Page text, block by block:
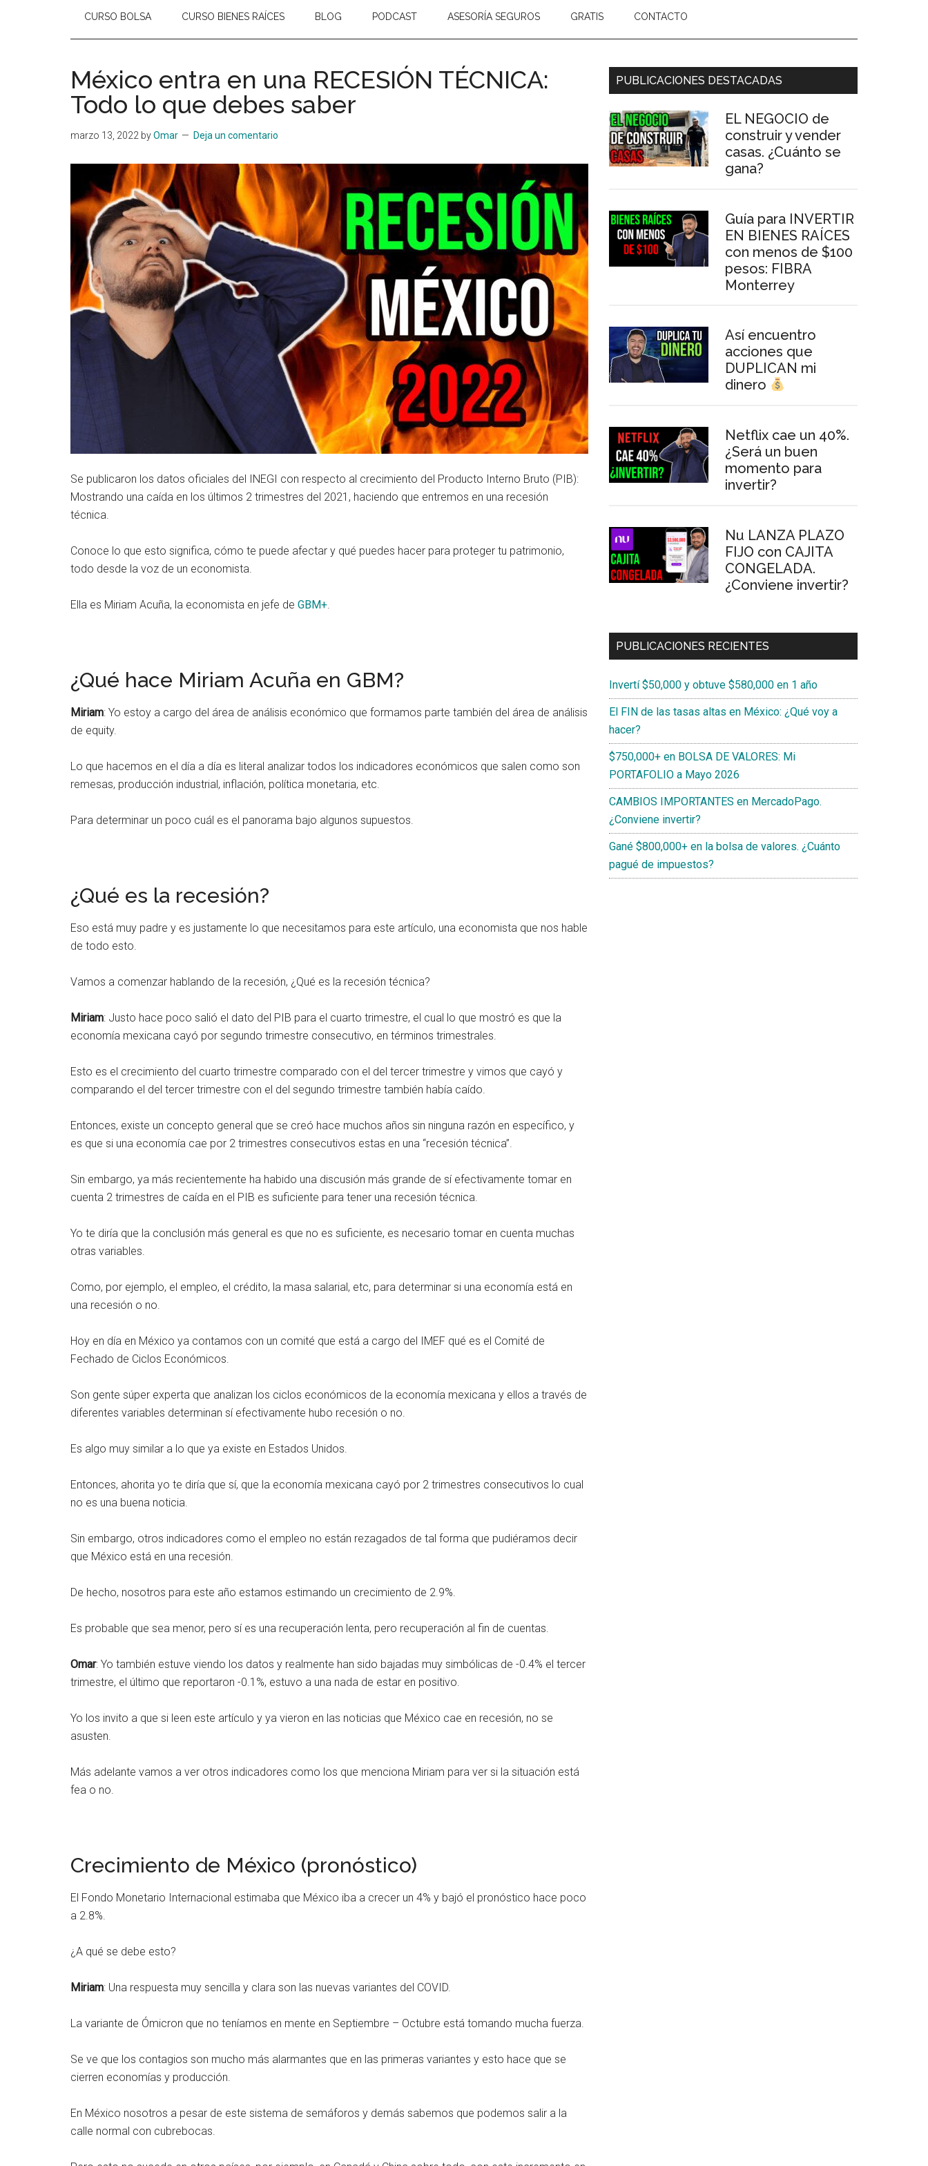
CURSO BOLSA CURSO BIENES RAÍCES BLOG PODCAST ASESORÍA SEGUROS GRATIS CONTACTO
México entra en una RECESIÓN TÉCNICA:
Todo lo que debes saber
marzo 13, 2022 byOmar Deja un comentario
Se publicaron los datos oficiales del INEGI con respecto al crecimiento del Producto Interno Bruto (PIB):
Mostrando una caída en los últimos 2 trimestres del 2021, haciendo que entremos en una recesión
técnica.
Conoce lo que esto significa, cómo te puede afectar y qué puedes hacer para proteger tu patrimonio,
todo desde la voz de un economista.
Ella es Miriam Acuña, la economista en jefe de GBM+.
¿Qué hace Miriam Acuña en GBM?
Miriam: Yo estoy a cargo del área de análisis económico que formamos parte también del área de análisis
de equity.
Lo que hacemos en el día a día es literal analizar todos los indicadores económicos que salen como son
remesas, producción industrial, inflación, política monetaria, etc.
Para determinar un poco cuál es el panorama bajo algunos supuestos.
¿Qué es la recesión?
Eso está muy padre y es justamente lo que necesitamos para este artículo, una economista que nos hable
de todo esto.
Vamos a comenzar hablando de la recesión, ¿Qué es la recesión técnica?
Miriam: Justo hace poco salió el dato del PIB para el cuarto trimestre, el cual lo que mostró es que la
economía mexicana cayó por segundo trimestre consecutivo, en términos trimestrales.
Esto es el crecimiento del cuarto trimestre comparado con el del tercer trimestre y vimos que cayó y
comparando el del tercer trimestre con el del segundo trimestre también había caído.
Entonces, existe un concepto general que se creó hace muchos años sin ninguna razón en específico, y
es que si una economía cae por 2 trimestres consecutivos estas en una “recesión técnica”.
Sin embargo, ya más recientemente ha habido una discusión más grande de sí efectivamente tomar en
cuenta 2 trimestres de caída en el PIB es suficiente para tener una recesión técnica.
Yo te diría que la conclusión más general es que no es suficiente, es necesario tomar en cuenta muchas
otras variables.
Como, por ejemplo, el empleo, el crédito, la masa salarial, etc, para determinar si una economía está en
una recesión o no.
Hoy en día en México ya contamos con un comité que está a cargo del IMEF qué es el Comité de
Fechado de Ciclos Económicos.
Son gente súper experta que analizan los ciclos económicos de la economía mexicana y ellos a través de
diferentes variables determinan sí efectivamente hubo recesión o no.
Es algo muy similar a lo que ya existe en Estados Unidos.
Entonces, ahorita yo te diría que sí, que la economía mexicana cayó por 2 trimestres consecutivos lo cual
no es una buena noticia.
Sin embargo, otros indicadores como el empleo no están rezagados de tal forma que pudiéramos decir
que México está en una recesión.
De hecho, nosotros para este año estamos estimando un crecimiento de 2.9%.
Es probable que sea menor, pero sí es una recuperación lenta, pero recuperación al fin de cuentas.
Omar: Yo también estuve viendo los datos y realmente han sido bajadas muy simbólicas de -0.4% el tercer
trimestre, el último que reportaron -0.1%, estuvo a una nada de estar en positivo.
Yo los invito a que si leen este artículo y ya vieron en las noticias que México cae en recesión, no se
asusten.
Más adelante vamos a ver otros indicadores como los que menciona Miriam para ver si la situación está
fea o no.
Crecimiento de México (pronóstico)
El Fondo Monetario Internacional estimaba que México iba a crecer un 4% y bajó el pronóstico hace poco
a 2.8%.
¿A qué se debe esto?
Miriam: Una respuesta muy sencilla y clara son las nuevas variantes del COVID.
La variante de Ómicron que no teníamos en mente en Septiembre – Octubre está tomando mucha fuerza.
Se ve que los contagios son mucho más alarmantes que en las primeras variantes y esto hace que se
cierren economías y producción.
En México nosotros a pesar de este sistema de semáforos y demás sabemos que podemos salir a la
calle normal con cubrebocas.
Barra
principal
PUBLICACIONES DESTACADAS
EL NEGOCIO de
construir y vender
casas. ¿Cuánto se
gana?
Guía para INVERTIR
EN BIENES RAÍCES
con menos de $100
pesos: FIBRA
Monterrey
Así encuentro
acciones que
DUPLICAN mi
dinero
Netflix cae un 40%.
¿Será un buen
momento para
invertir?
Nu LANZA PLAZO
FIJO con CAJITA
CONGELADA.
¿Conviene invertir?
PUBLICACIONES RECIENTES
Invertí $50,000 y obtuve $580,000 en 1 año
El FIN de las tasas altas en México: ¿Qué voy a
hacer?
$750,000+ en BOLSA DE VALORES: Mi
PORTAFOLIO a Mayo 2026
CAMBIOS IMPORTANTES en MercadoPago.
¿Conviene invertir?
Gané $800,000+ en la bolsa de valores. ¿Cuánto
pagué de impuestos?